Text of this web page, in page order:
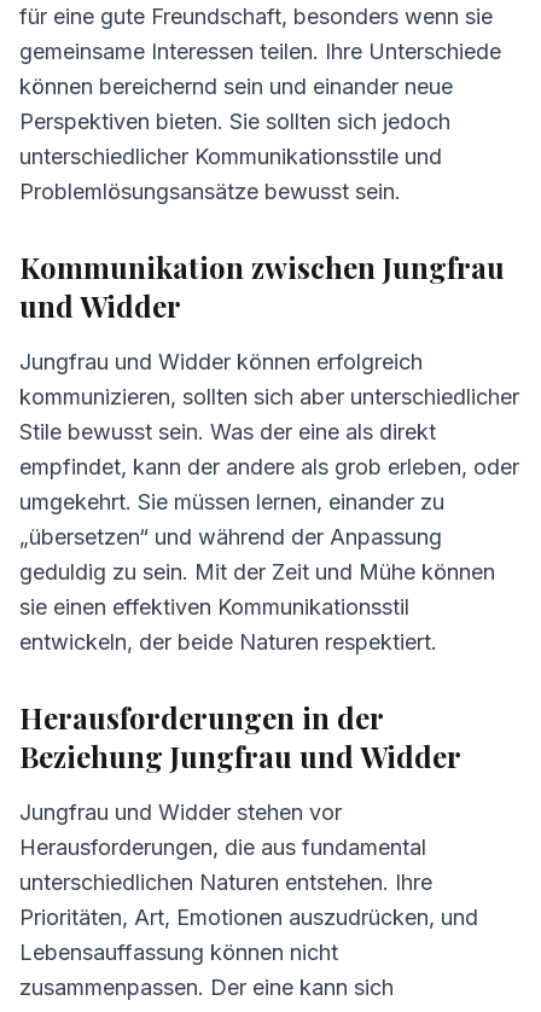
für eine gute Freundschaft, besonders wenn sie
gemeinsame Interessen teilen. Ihre Unterschiede
können bereichernd sein und einander neue
Perspektiven bieten. Sie sollten sich jedoch
unterschiedlicher Kommunikationsstile und
Problemlösungsansätze bewusst sein.
Kommunikation zwischen Jungfrau
und Widder
Jungfrau und Widder können erfolgreich
kommunizieren, sollten sich aber unterschiedlicher
Stile bewusst sein. Was der eine als direkt
empfindet, kann der andere als grob erleben, oder
umgekehrt. Sie müssen lernen, einander zu
„übersetzen“ und während der Anpassung
geduldig zu sein. Mit der Zeit und Mühe können
sie einen effektiven Kommunikationsstil
entwickeln, der beide Naturen respektiert.
Herausforderungen in der
Beziehung Jungfrau und Widder
Jungfrau und Widder stehen vor
Herausforderungen, die aus fundamental
unterschiedlichen Naturen entstehen. Ihre
Prioritäten, Art, Emotionen auszudrücken, und
Lebensauffassung können nicht
zusammenpassen. Der eine kann sich